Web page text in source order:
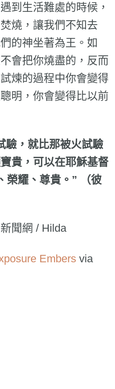
到生活難處的時候，
燒，讓我們不知去
的神坐著為王。如
會把你燒盡的，反而
煉的過程中你會變得
明，你會變得比以前
驗，就比那被火試驗
貴，可以在耶穌基督
榮耀、尊貴。” （彼
聞網 / Hilda
Embersvia